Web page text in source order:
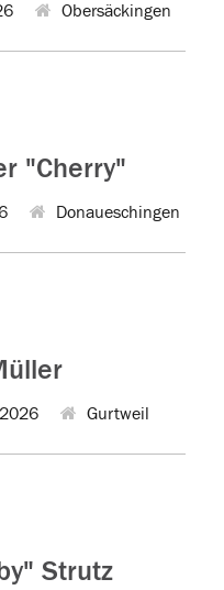
Obersäckingen
"Cherry"
Donaueschingen
Gurtweil
Strutz